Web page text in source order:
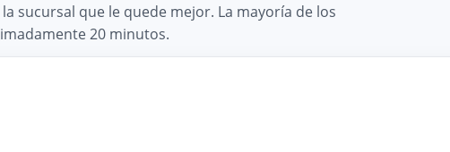
sucursal que le quede mejor. La mayoría de los
20 minutos.